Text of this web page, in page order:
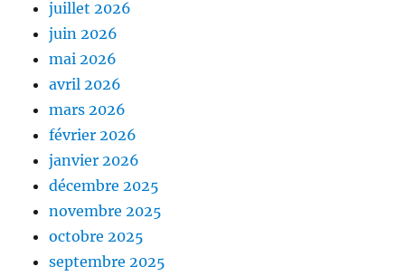
juillet 2026
juin 2026
mai 2026
avril 2026
mars 2026
février 2026
janvier 2026
décembre 2025
novembre 2025
octobre 2025
septembre 2025